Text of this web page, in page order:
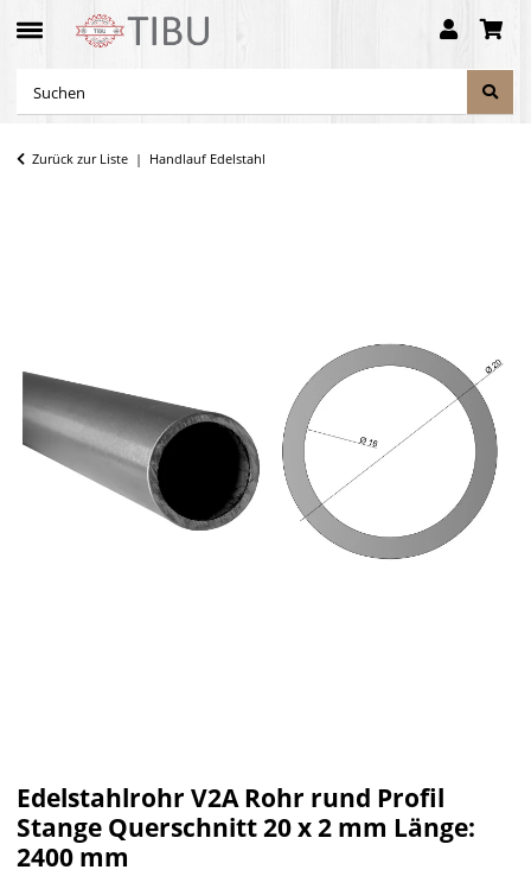
Zurück zur Liste Handlauf Edelstahl
Edelstahlrohr V2A Rohr rund Profil
Stange Querschnitt 20 x 2 mm Länge:
2400 mm